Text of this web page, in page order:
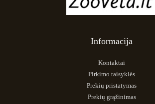
Informacija
Kontaktai
Pirkimo taisyklės
Prekių pristatymas
Prekių grąžinimas